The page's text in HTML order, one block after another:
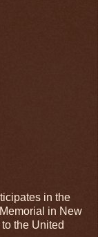
in the
in New
the United